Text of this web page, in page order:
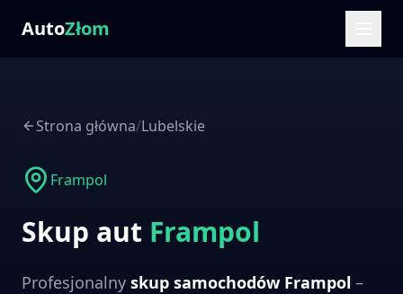
AutoZłom
Strona główna/Lubelskie
Frampol
Skup aut Frampol
Profesjonalny skup samochodów Frampol –